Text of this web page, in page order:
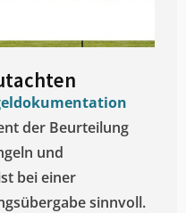
der Beurteilung
und
bei einer
sinnvoll.